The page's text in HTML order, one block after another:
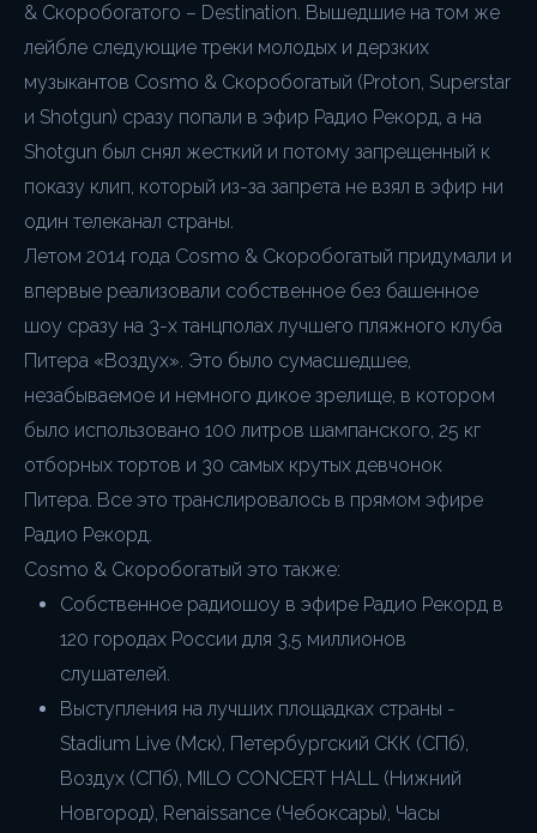
& Скоробогатого – Destination. Вышедшие на том же
лейбле следующие треки молодых и дерзких
музыкантов Cosmo & Скоробогатый (Proton, Superstar
и Shotgun) сразу попали в эфир Радио Рекорд, а на
Shotgun был снял жесткий и потому запрещенный к
показу клип, который из-за запрета не взял в эфир ни
один телеканал страны.
Летом 2014 года Cosmo & Скоробогатый придумали и
впервые реализовали собственное без башенное
шоу сразу на 3-х танцполах лучшего пляжного клуба
Питера «Воздух». Это было сумасшедшее,
незабываемое и немного дикое зрелище, в котором
было использовано 100 литров шампанского, 25 кг
отборных тортов и 30 самых крутых девчонок
Питера. Все это транслировалось в прямом эфире
Радио Рекорд.
Cosmo & Скоробогатый это также:
Собственное радиошоу в эфире Радио Рекорд в
120 городах России для 3,5 миллионов
слушателей.
Выступления на лучших площадках страны -
Stadium Live (Мск), Петербургский СКК (СПб),
Воздух (СПб), MILO CONCERT HALL (Нижний
Новгород), Renaissance (Чебоксары), Часы